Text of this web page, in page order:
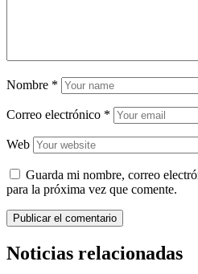
Nombre *
Correo electrónico *
Web
Guarda mi nombre, correo
para la próxima vez que comente.
Noticias relacionadas